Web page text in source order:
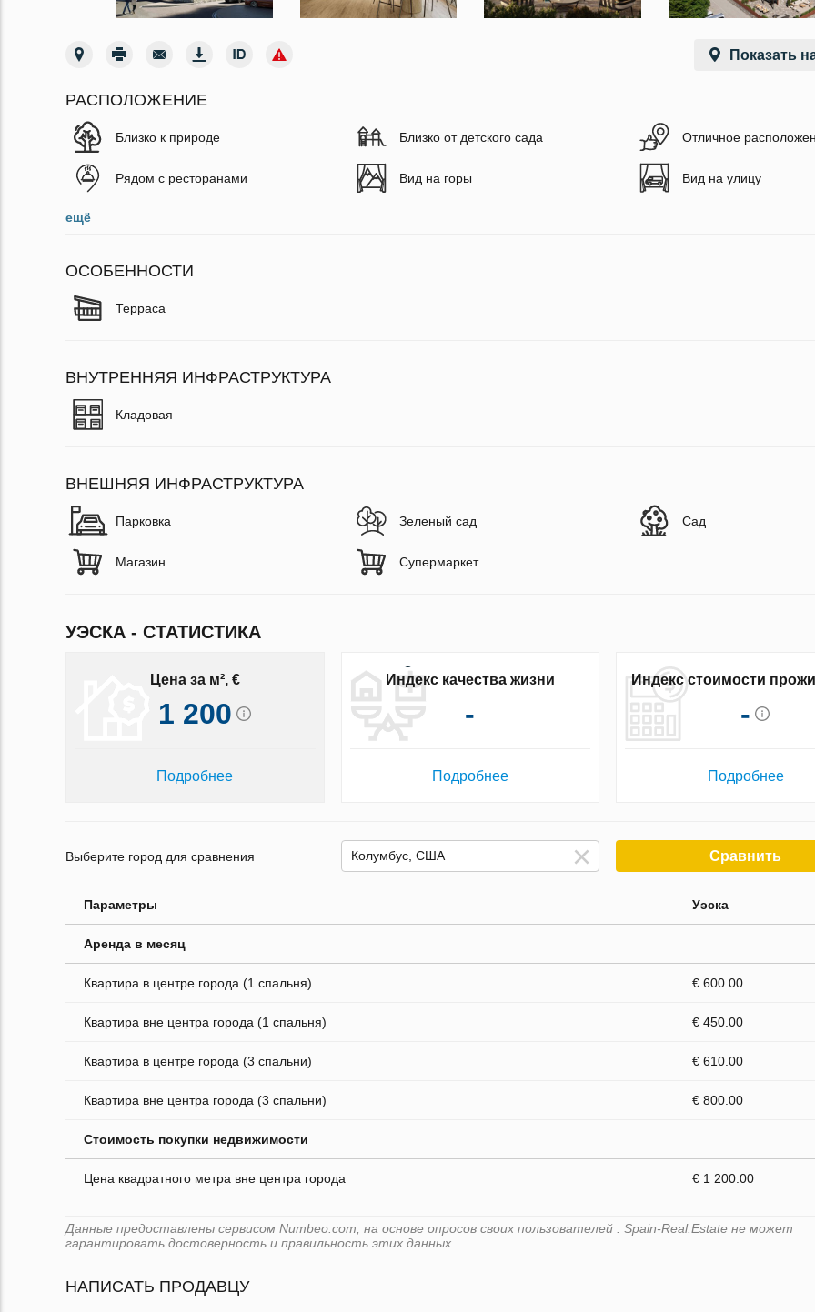
Показать
РАСПОЛОЖЕНИЕ
Близко к природе Близко от детского сада Отличное
Рядом с ресторанами Вид на горы Вид на улицу
ещё
ОСОБЕННОСТИ
Терраса
ВНУТРЕННЯЯ ИНФРАСТРУКТУРА
Кладовая
ВНЕШНЯЯ ИНФРАСТРУКТУРА
Парковка Зеленый сад Сад
Магазин Супермаркет
УЭСКА - СТАТИСТИКА
Цена за м², €
1 200
Подробнее
Индекс качества жизни
-
Подробнее
Индекс стоимости
-
Подробнее
Выберите город для сравнения Сравнить
Параметры Уэска
Аренда в месяц
Квартира в центре города (1 спальня) € 600.00
Квартира вне центра города (1 спальня) € 450.00
Квартира в центре города (3 спальни) € 610.00
Квартира вне центра города (3 спальни) € 800.00
Стоимость покупки недвижимости
Цена квадратного метра вне центра города € 1 200.00
Данные предоставлены сервисом Numbeo.com, на основе опросов своих пользователей . Spain-Real.Estate не может
гарантировать достоверность и правильность этих данных.
НАПИСАТЬ ПРОДАВЦУ